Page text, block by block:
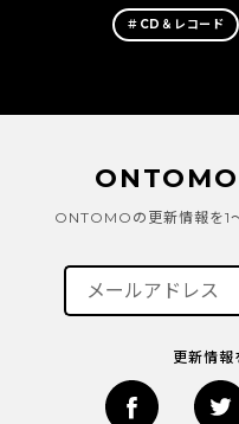
＃CD＆レコード
ONTOMO
ONTOMOの更新情報を1
更新情報